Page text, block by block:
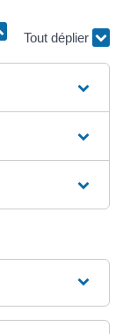
Tout déplier